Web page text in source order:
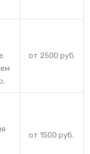
от 2500 руб.
от 1500 руб.